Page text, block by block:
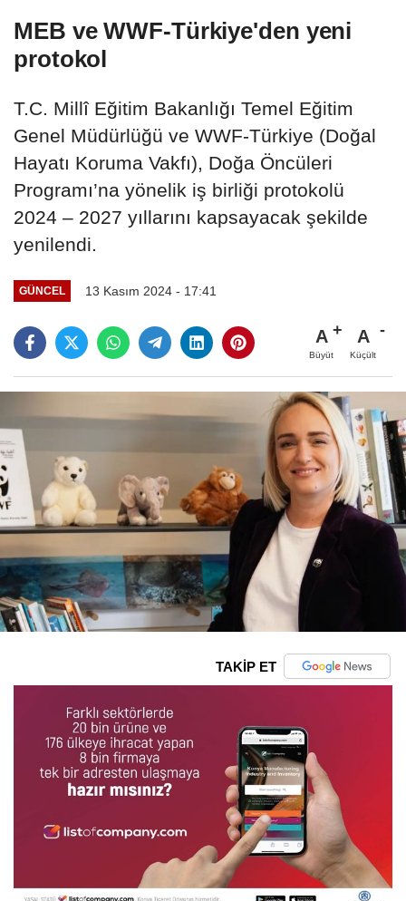
MEB ve WWF-Türkiye'den yeni
protokol
T.C. Millî Eğitim Bakanlığı Temel Eğitim
Genel Müdürlüğü ve WWF-Türkiye (Doğal
Hayatı Koruma Vakfı), Doğa Öncüleri
Programı’na yönelik iş birliği protokolü
2024 – 2027 yıllarını kapsayacak şekilde
yenilendi.
GÜNCEL 13 Kasım 2024 - 17:41
A
Büyüt
A
Küçült
TAKİP ET